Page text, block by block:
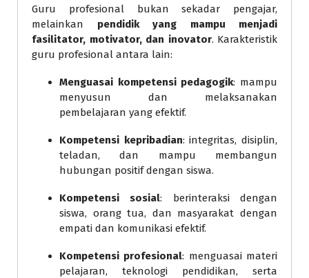
Guru profesional bukan sekadar pengajar,
melainkan pendidik yang mampu menjadi
fasilitator, motivator, dan inovator. Karakteristik
guru profesional antara lain:
Menguasai kompetensi pedagogik: mampu
menyusun dan melaksanakan
pembelajaran yang efektif.
Kompetensi kepribadian: integritas, disiplin,
teladan, dan mampu membangun
hubungan positif dengan siswa.
Kompetensi sosial: berinteraksi dengan
siswa, orang tua, dan masyarakat dengan
empati dan komunikasi efektif.
Kompetensi profesional: menguasai materi
pelajaran, teknologi pendidikan, serta